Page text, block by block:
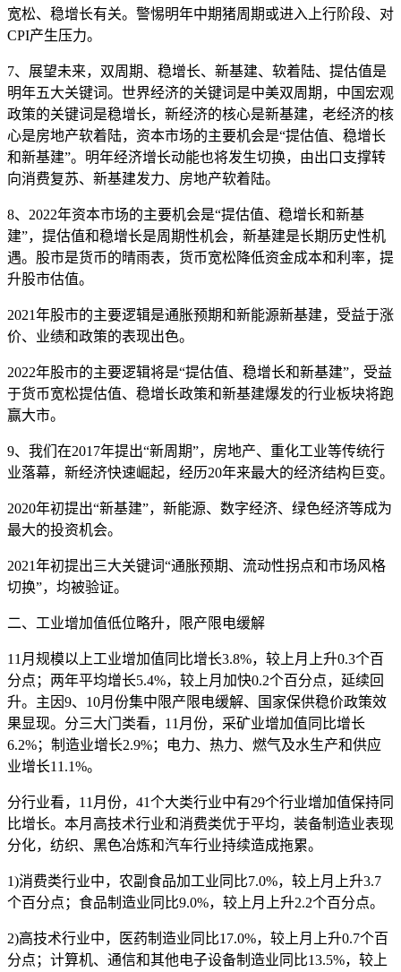
宽松、稳增长有关。警惕明年中期猪周期或进入上行阶段、对
CPI产生压力。
7、展望未来，双周期、稳增长、新基建、软着陆、提估值是
明年五大关键词。世界经济的关键词是中美双周期，中国宏观
政策的关键词是稳增长，新经济的核心是新基建，老经济的核
心是房地产软着陆，资本市场的主要机会是“提估值、稳增长
和新基建”。明年经济增长动能也将发生切换，由出口支撑转
向消费复苏、新基建发力、房地产软着陆。
8、2022年资本市场的主要机会是“提估值、稳增长和新基
建”，提估值和稳增长是周期性机会，新基建是长期历史性机
遇。股市是货币的晴雨表，货币宽松降低资金成本和利率，提
升股市估值。
2021年股市的主要逻辑是通胀预期和新能源新基建，受益于涨
价、业绩和政策的表现出色。
2022年股市的主要逻辑将是“提估值、稳增长和新基建”，受益
于货币宽松提估值、稳增长政策和新基建爆发的行业板块将跑
赢大市。
9、我们在2017年提出“新周期”，房地产、重化工业等传统行
业落幕，新经济快速崛起，经历20年来最大的经济结构巨变。
2020年初提出“新基建”，新能源、数字经济、绿色经济等成为
最大的投资机会。
2021年初提出三大关键词“通胀预期、流动性拐点和市场风格
切换”，均被验证。
二、工业增加值低位略升，限产限电缓解
11月规模以上工业增加值同比增长3.8%，较上月上升0.3个百
分点；两年平均增长5.4%，较上月加快0.2个百分点，延续回
升。主因9、10月份集中限产限电缓解、国家保供稳价政策效
果显现。分三大门类看，11月份，采矿业增加值同比增长
6.2%；制造业增长2.9%；电力、热力、燃气及水生产和供应
业增长11.1%。
分行业看，11月份，41个大类行业中有29个行业增加值保持同
比增长。本月高技术行业和消费类优于平均，装备制造业表现
分化，纺织、黑色冶炼和汽车行业持续造成拖累。
1)消费类行业中，农副食品加工业同比7.0%，较上月上升3.7
个百分点；食品制造业同比9.0%，较上月上升2.2个百分点。
2)高技术行业中，医药制造业同比17.0%，较上月上升0.7个百
分点；计算机、通信和其他电子设备制造业同比13.5%，较上